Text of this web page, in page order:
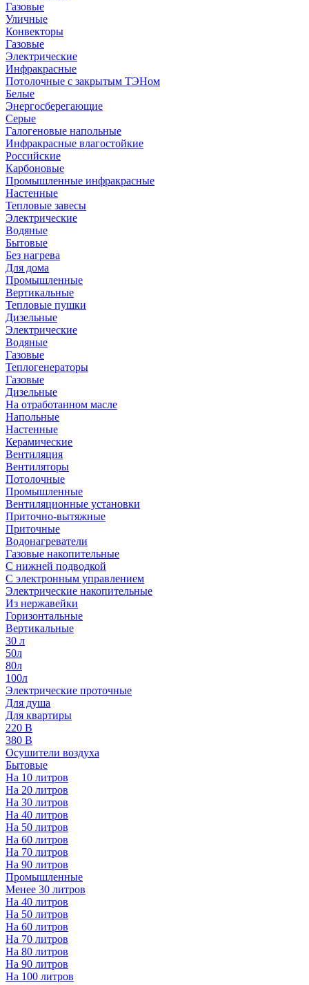
Газовые
Уличные
Конвекторы
Газовые
Электрические
Инфракрасные
Потолочные с закрытым ТЭНом
Белые
Энергосберегающие
Серые
Галогеновые напольные
Инфракрасные влагостойкие
Российские
Карбоновые
Промышленные инфракрасные
Настенные
Тепловые завесы
Электрические
Водяные
Бытовые
Без нагрева
Для дома
Промышленные
Вертикальные
Тепловые пушки
Дизельные
Электрические
Водяные
Газовые
Теплогенераторы
Газовые
Дизельные
На отработанном масле
Напольные
Настенные
Керамические
Вентиляция
Вентиляторы
Потолочные
Промышленные
Вентиляционные установки
Приточно-вытяжные
Приточные
Водонагреватели
Газовые накопительные
С нижней подводкой
С электронным управлением
Электрические накопительные
Из нержавейки
Горизонтальные
Вертикальные
30 л
50л
80л
100л
Электрические проточные
Для душа
Для квартиры
220 В
380 В
Осушители воздуха
Бытовые
На 10 литров
На 20 литров
На 30 литров
На 40 литров
На 50 литров
На 60 литров
На 70 литров
На 90 литров
Промышленные
Менее 30 литров
На 40 литров
На 50 литров
На 60 литров
На 70 литров
На 80 литров
На 90 литров
На 100 литров